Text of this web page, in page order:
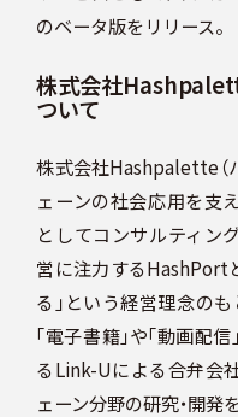
のベータ版をリリース。
株式会社
ついて
株式会社Hashpalette（
ェーンの社会応用を支
としてコンサルティン
営に注力するHashPort
る」という経営理念の
「電子書籍」や「動画配
るLink-Uによる合弁会
ェーン分野の研究・開発